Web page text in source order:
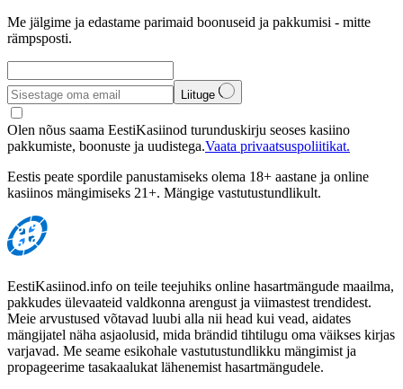
Me jälgime ja edastame parimaid boonuseid ja pakkumisi - mitte
rämpsposti.
Liituge
Olen nõus saama EestiKasiinod turunduskirju seoses kasiino
pakkumiste, boonuste ja uudistega.Vaata privaatsuspoliitikat.
Eestis peate spordile panustamiseks olema 18+ aastane ja online
kasiinos mängimiseks 21+. Mängige vastutustundlikult.
EestiKasiinod.info on teile teejuhiks online hasartmängude maailma,
pakkudes ülevaateid valdkonna arengust ja viimastest trendidest.
Meie arvustused võtavad luubi alla nii head kui vead, aidates
mängijatel näha asjaolusid, mida brändid tihtilugu oma väikses kirjas
varjavad. Me seame esikohale vastutustundlikku mängimist ja
propageerime tasakaalukat lähenemist hasartmängudele.